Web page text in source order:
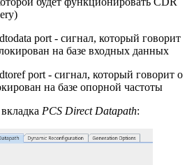
port - сигнал, который говорит
на базе входных данных
port - сигнал, который говорит о
на базе опорной частоты
PCS Direct Datapath: